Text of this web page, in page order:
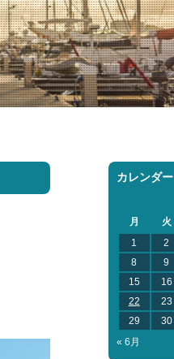
カレンダー
月
火
1
2
8
9
15
16
22
23
29
30
« 6月